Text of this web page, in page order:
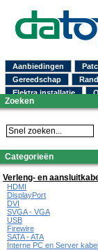
Aanbiedingen
Gereedschap
Elektra installatie
Zoeken
Categorieën
Verleng- en
HDMI
DisplayPort
DVI
SVGA - VGA
USB
Firewire
SATA - ATA
Interne PC en Server